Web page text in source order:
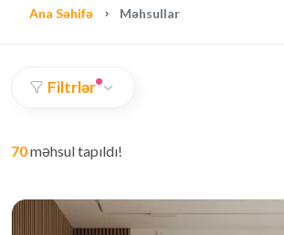
Ana Səhifə Məhsullar
Filtrlər
70məhsul tapıldı!